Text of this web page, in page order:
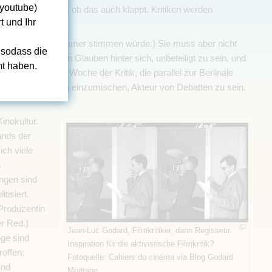
zu müssen, ob das auch klappt. Kritiken werden
sie bringen.
das nur immer stimmen würde.) Sie muss aber nicht
an, lässt den Glauben hinter sich, unbeteiligt zu sein, und
Beispiel die Woche der Kritik, die parallel zur Berlinale
ist, sich einzumischen, Akteur von Debatten zu sein.
Jean-Luc Godard, Filmkritiker, dann Regisseur.
Inspiration für die aktivistische Filmkritik?
Fotoquelle: Cahiers du cinéma via Blog Godard
der
viele
sind
Red.)
sind
und Ihr
die
haben.